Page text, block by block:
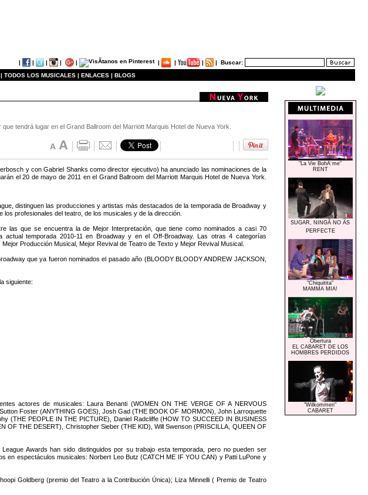
| | | | | | | | | Buscar:
TODOS LOS MUSICALES | ENLACES | BLOGS
tendrá lugar en el Grand Ballroom del Marriott Marquis Hotel de Nueva York.
y con Gabriel Shanks como director ejecutivo) ha anunciado las nominaciones de la
el 20 de mayo de 2011 en el Grand Ballroom del Marriott Marquis Hotel de Nueva York.
distinguen las producciones y artistas más destacados de la temporada de Broadway y
profesionales del teatro, de los musicales y de la dirección.
las que se encuentra la de Mejor Interpretación, que tiene como nominados a casi 70
temporada 2010-11 en Broadway y en el Off-Broadway. Las otras 4 categorías
Producción Musical, Mejor Revival de Teatro de Texto y Mejor Revival Musical.
que ya fueron nominados el pasado año (BLOODY BLOODY ANDREW JACKSON,
siguiente:
actores de musicales: Laura Benanti (WOMEN ON THE VERGE OF A NERVOUS
Foster (ANYTHING GOES), Josh Gad (THE BOOK OF MORMON), John Larroquette
(THE PEOPLE IN THE PICTURE), Daniel Radcliffe (HOW TO SUCCEED IN BUSINESS
OF THE DESERT), Christopher Sieber (THE KID), Will Swenson (PRISCILLA, QUEEN OF
Awards han sido distinguidos por su trabajo esta temporada, pero no pueden ser
en espectáculos musicales: Norbert Leo Butz (CATCH ME IF YOU CAN) y Patti LuPone y
Goldberg (premio del Teatro a la Contribución Única); Liza Minnelli ( Premio de Teatro
"La Vie BohÃ¨me"
RENT
SUGAR, NINGÃ NO ÃS
PERFECTE
"Chiquitita"
MAMMA MIA!
Obertura
EL CABARET DE LOS
HOMBRES PERDIDOS
"Wilkommen"
CABARET